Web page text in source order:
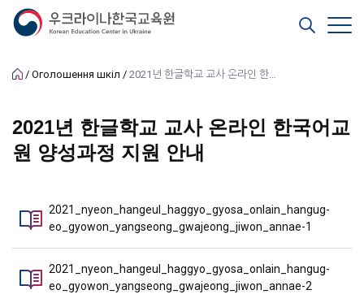
Оголошення шкіл 2021년 한글학교 교사 온라인 한국어교원 양성과정 지원 안내
2021년 한글학교 교사 온라인 한국어교
원 양성과정 지원 안내
2021_nyeon_hangeul_haggyo_gyosa_onlain_hangug-
eo_gyowon_yangseong_gwajeong_jiwon_annae-1
2021_nyeon_hangeul_haggyo_gyosa_onlain_hangug-
eo_gyowon_yangseong_gwajeong_jiwon_annae-2